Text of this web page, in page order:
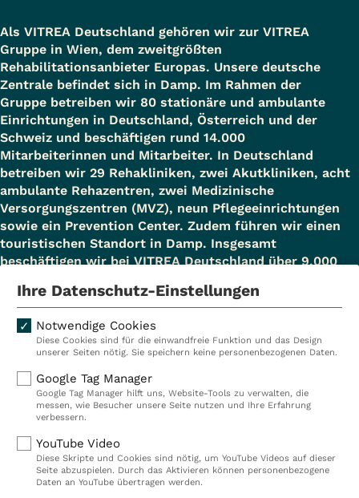
Als VITREA Deutschland gehören wir zur VITREA
Gruppe in Wien, dem zweitgrößten
Rehabilitationsanbieter Europas. Unsere deutsche
Zentrale befindet sich in Damp. Im Rahmen der
Gruppe betreiben wir 80 stationäre und ambulante
Einrichtungen in Deutschland, Österreich und der
Schweiz und beschäftigen rund 14.000
Mitarbeiterinnen und Mitarbeiter. In Deutschland
betreiben wir 29 Rehakliniken, zwei Akutkliniken, acht
ambulante Rehazentren, zwei Medizinische
Versorgungszentren (MVZ), neun Pflegeeinrichtungen
sowie ein Prevention Center. Zudem führen wir einen
touristischen Standort in Damp. Insgesamt
beschäftigen wir bei VITREA Deutschland über 9.000
Kliniken
Ambulant
Reha
Prävention
Karriere
VITREA Deutschland
IMPRESSUM
Ihre Datenschutz-Einstellungen
Notwendige Cookies
Diese Cookies sind für die einwandfreie Funktion und das Design
unserer Seiten nötig. Sie speichern keine personenbezogenen Daten.
Google Tag Manager
Google Tag Manager hilft uns, Website-Tools zu verwalten, die
messen, wie Besucher unsere Seite nutzen und Ihre Erfahrung
verbessern.
YouTube Video
Diese Skripte und Cookies sind nötig, um YouTube Videos auf dieser
Seite abzuspielen. Durch das Aktivieren können personenbezogene
Daten an YouTube übertragen werden.